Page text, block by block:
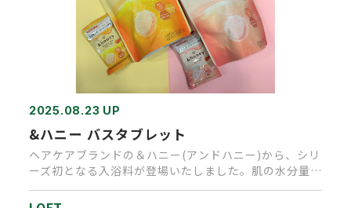
2025.08.23 UP
&ハニー バスタブレット
ヘアケアブランドの＆ハニー(アンドハニー)から、シリ
ーズ初となる入浴料が登場いたしました。肌の水分量